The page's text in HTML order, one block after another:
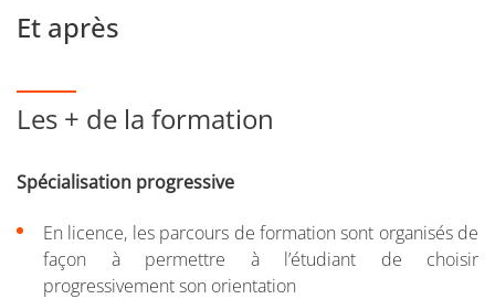
baccalauréat est donc indispensable
travail et faire preuve de curiosité intellectuelle : cet
attendu marque l’importance, pour la formation, de la
licence Arts du spectacle laisse en effet une place
suppose également une ouverture au monde et plus
particulièrement au monde de l’art
Et après
Les + de la formation
Spécialisation progressive
En licence, les parcours de formation sont organisés de
façon à permettre à l’étudiant de choisir
progressivement son orientation